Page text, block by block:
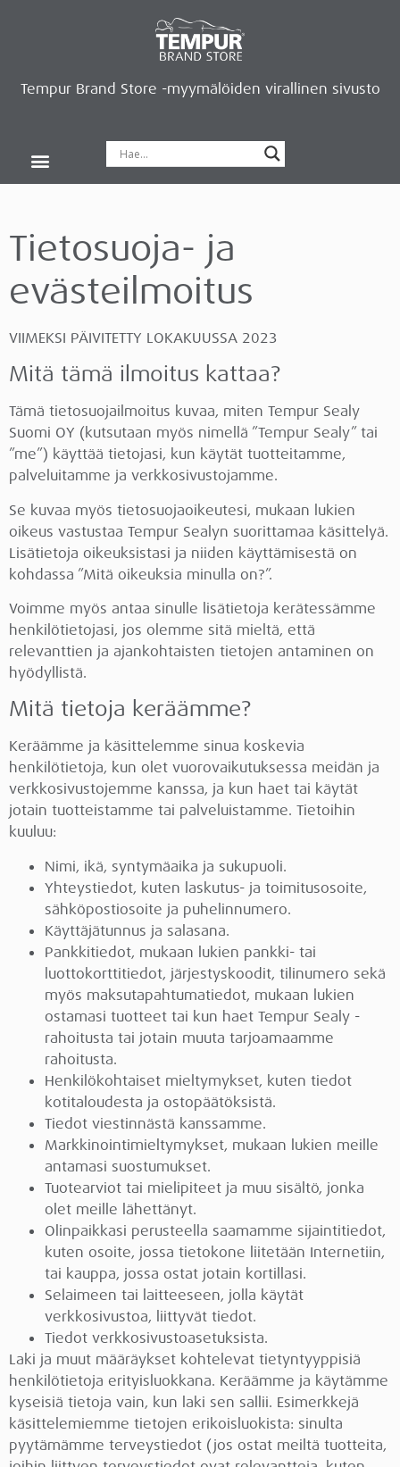
Tempur Brand Store -myymälöiden virallinen sivusto
Tietosuoja- ja
evästeilmoitus
VIIMEKSI PÄIVITETTY LOKAKUUSSA 2023
Mitä tämä ilmoitus kattaa?
Tämä tietosuojailmoitus kuvaa, miten Tempur Sealy
Suomi OY (kutsutaan myös nimellä ”Tempur Sealy” tai
”me”) käyttää tietojasi, kun käytät tuotteitamme,
palveluitamme ja verkkosivustojamme.
Se kuvaa myös tietosuojaoikeutesi, mukaan lukien
oikeus vastustaa Tempur Sealyn suorittamaa käsittelyä.
Lisätietoja oikeuksistasi ja niiden käyttämisestä on
kohdassa ”Mitä oikeuksia minulla on?”.
Voimme myös antaa sinulle lisätietoja kerätessämme
henkilötietojasi, jos olemme sitä mieltä, että
relevanttien ja ajankohtaisten tietojen antaminen on
hyödyllistä.
Mitä tietoja keräämme?
Keräämme ja käsittelemme sinua koskevia
henkilötietoja, kun olet vuorovaikutuksessa meidän ja
verkkosivustojemme kanssa, ja kun haet tai käytät
jotain tuotteistamme tai palveluistamme. Tietoihin
kuuluu:
Nimi, ikä, syntymäaika ja sukupuoli.
Yhteystiedot, kuten laskutus- ja toimitusosoite,
sähköpostiosoite ja puhelinnumero.
Käyttäjätunnus ja salasana.
Pankkitiedot, mukaan lukien pankki- tai
luottokorttitiedot, järjestyskoodit, tilinumero sekä
myös maksutapahtumatiedot, mukaan lukien
ostamasi tuotteet tai kun haet Tempur Sealy -
rahoitusta tai jotain muuta tarjoamaamme
rahoitusta.
Henkilökohtaiset mieltymykset, kuten tiedot
kotitaloudesta ja ostopäätöksistä.
Tiedot viestinnästä kanssamme.
Markkinointimieltymykset, mukaan lukien meille
antamasi suostumukset.
Tuotearviot tai mielipiteet ja muu sisältö, jonka
olet meille lähettänyt.
Olinpaikkasi perusteella saamamme sijaintitiedot,
kuten osoite, jossa tietokone liitetään Internetiin,
tai kauppa, jossa ostat jotain kortillasi.
Selaimeen tai laitteeseen, jolla käytät
verkkosivustoa, liittyvät tiedot.
Tiedot verkkosivustoasetuksista.
Laki ja muut määräykset kohtelevat tietyntyyppisiä
henkilötietoja erityisluokkana. Keräämme ja käytämme
kyseisiä tietoja vain, kun laki sen sallii. Esimerkkejä
käsittelemiemme tietojen erikoisluokista: sinulta
pyytämämme terveystiedot (jos ostat meiltä tuotteita,